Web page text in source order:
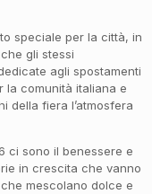
speciale per la città, in
gli stessi
agli spostamenti
la comunità italiana e
della fiera l’atmosfera
ci sono il benessere e
in crescita che vanno
mescolano dolce e